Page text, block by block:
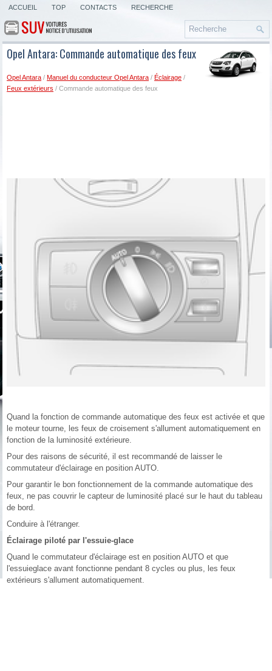
ACCUEIL TOP CONTACTS RECHERCHE
Opel Antara: Commande automatique des feux
Opel Antara /Manuel du conducteur Opel Antara /Éclairage /
Feux extérieurs / Commande automatique des feux
Quand la fonction de commande automatique des feux est activée et que
le moteur tourne, les feux de croisement s'allument automatiquement en
fonction de la luminosité extérieure.
Pour des raisons de sécurité, il est recommandé de laisser le
commutateur d'éclairage en position AUTO.
Pour garantir le bon fonctionnement de la commande automatique des
feux, ne pas couvrir le capteur de luminosité placé sur le haut du tableau
de bord.
Conduire à l'étranger.
Éclairage piloté par l'essuie-glace
Quand le commutateur d'éclairage est en position AUTO et que
l'essuieglace avant fonctionne pendant 8 cycles ou plus, les feux
extérieurs s'allument automatiquement.